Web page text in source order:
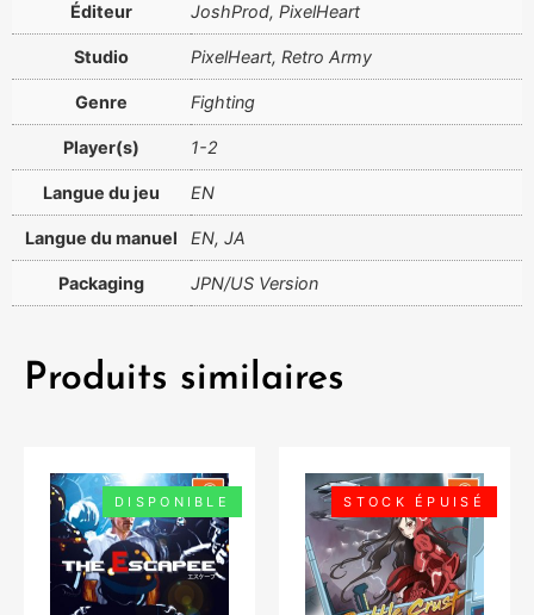
Éditeur JoshProd, PixelHeart
Studio PixelHeart, Retro Army
Genre Fighting
Player(s) 1-2
Langue du jeu EN
Langue du manuel EN, JA
Packaging JPN/US Version
Produits similaires
DISPONIBLE STOCK ÉPUISÉ